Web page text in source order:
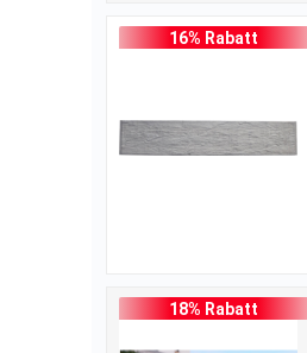
16% Rabatt
18% Rabatt